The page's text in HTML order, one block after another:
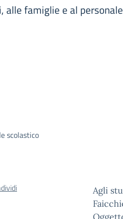
alle famiglie e al
scolastico
Agli